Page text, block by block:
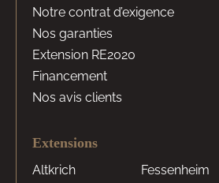
Notre contrat d’exigence
Nos garanties
Extension RE2020
Financement
Nos avis clients
Extensions
Altkrich
Fessenheim